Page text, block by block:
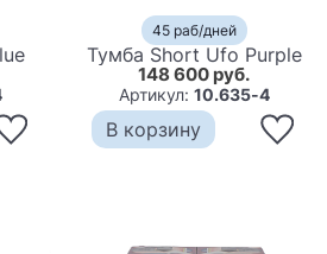
45 раб/дней
Тумба Short Ufo Purple
148 600 руб.
Артикул: 10.635-4
В корзину